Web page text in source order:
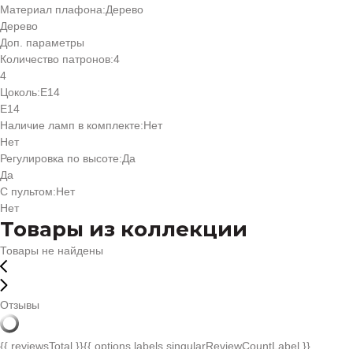
Материал плафона:Дерево
Дерево
Доп. параметры
Количество патронов:4
4
Цоколь:Е14
Е14
Наличие ламп в комплекте:Нет
Нет
Регулировка по высоте:Да
Да
С пультом:Нет
Нет
Товары из коллекции
Товары не найдены
Отзывы
{{ reviewsTotal }}{{ options.labels.singularReviewCountLabel }}